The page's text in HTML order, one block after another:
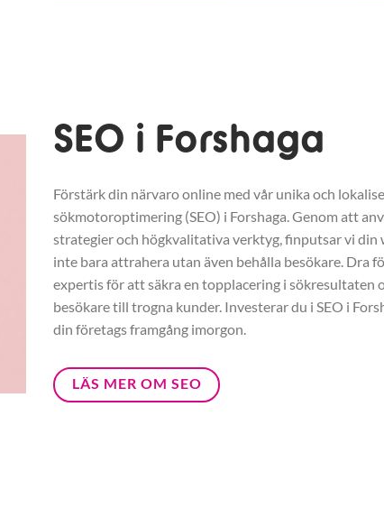
SEO i Forshaga
Förstärk din närvaro online med vår unika och
sökmotoroptimering (SEO) i Forshaga. Genom att
strategier och högkvalitativa verktyg, finputsar vi din
inte bara attrahera utan även behålla besökare. Dra
expertis för att säkra en topplacering i sökresultaten
besökare till trogna kunder. Investerar du i SEO i
din företags framgång imorgon.
LÄS MER OM SEO